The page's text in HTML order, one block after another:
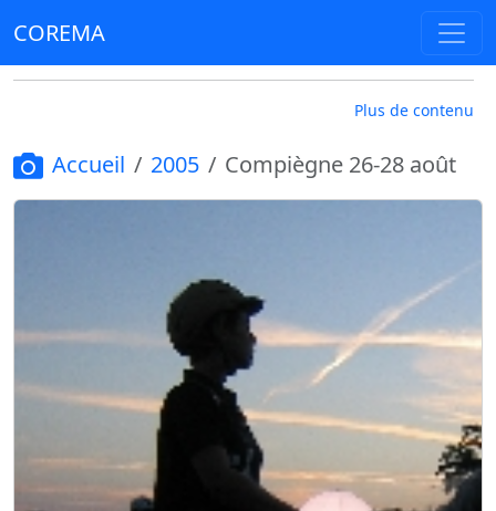
COREMA
Plus de contenu
Accueil 2005 Compiègne 26-28 août